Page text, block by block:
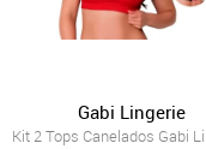
Gabi Lingerie